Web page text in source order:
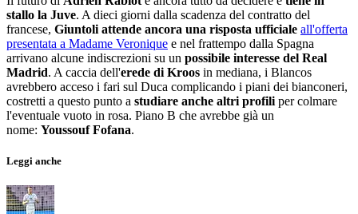
stallo la Juve. A dieci giorni dalla scadenza del contratto del
francese, Giuntoli attende ancora una risposta ufficiale all'offerta
presentata a Madame Veronique e nel frattempo dalla Spagna
arrivano alcune indiscrezioni su un possibile interesse del Real
Madrid. A caccia dell'erede di Kroos in mediana, i Blancos
avrebbero acceso i fari sul Duca complicando i piani dei bianconeri,
costretti a questo punto a studiare anche altri profili per colmare
l'eventuale vuoto in rosa. Piano B che avrebbe già un
nome: Youssouf Fofana.
Leggi anche